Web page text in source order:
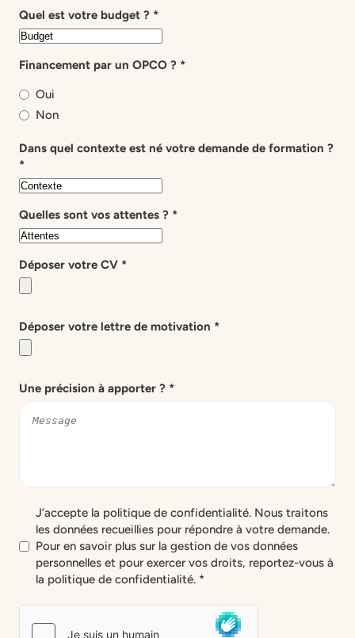
Quel est votre budget ? *
Financement par un OPCO ? *
Oui
Non
Dans quel contexte est né votre demande de formation ?
*
Quelles sont vos attentes ? *
Déposer votre CV *
Déposer votre lettre de motivation *
Une précision à apporter ? *
CGV*
J’accepte la politique de confidentialité. Nous traitons
les données recueillies pour répondre à votre demande.
Pour en savoir plus sur la gestion de vos données
personnelles et pour exercer vos droits, reportez-vous à
la politique de confidentialité. *